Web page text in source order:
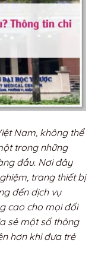
Nam, không thể
trong những
đầu. Nơi đây
trang thiết bị
đến dịch vụ
cao cho mọi đối
sẻ một số thông
hơn khi đưa trẻ